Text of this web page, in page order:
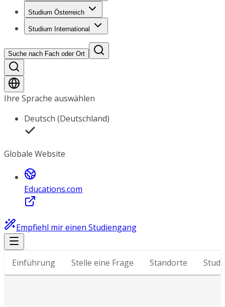
Studium Österreich
Studium International
Suche nach Fach oder Ort
Ihre Sprache auswählen
Deutsch (Deutschland)
Globale Website
Educations.com
Empfiehl mir einen Studiengang
Einführung Stelle eine Frage Standorte